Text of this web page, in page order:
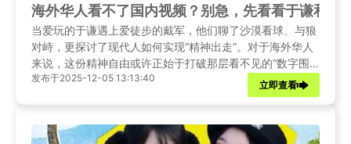
海外华人看不了国内视频？别急，先看看于谦和戴
当爱玩的于谦遇上爱徒步的戴军，他们聊了沙漠看球、与狼
对峙，更探讨了现代人如何实现“精神出走”。对于海外华人
来说，这份精神自由或许正始于打破那层看不见的“数字围
墙”。
发布于2025-12-05 13:13:40
立即查看